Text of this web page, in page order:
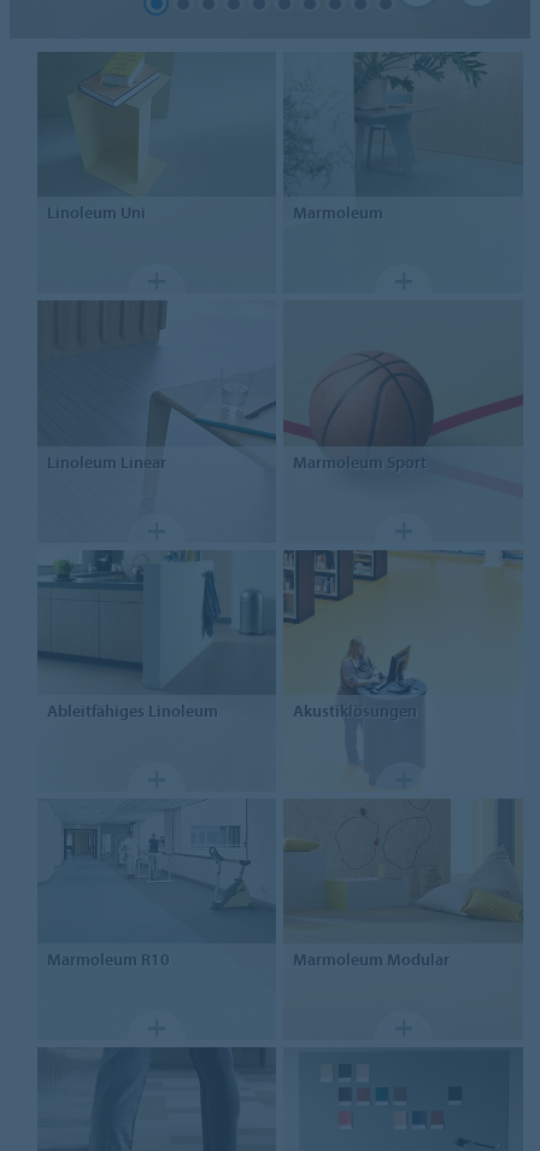
Linoleum Uni Marmoleum
Linoleum Linear Marmoleum Sport
Ableitfähiges Linoleum Akustiklösungen
Marmoleum R10 Marmoleum Modular